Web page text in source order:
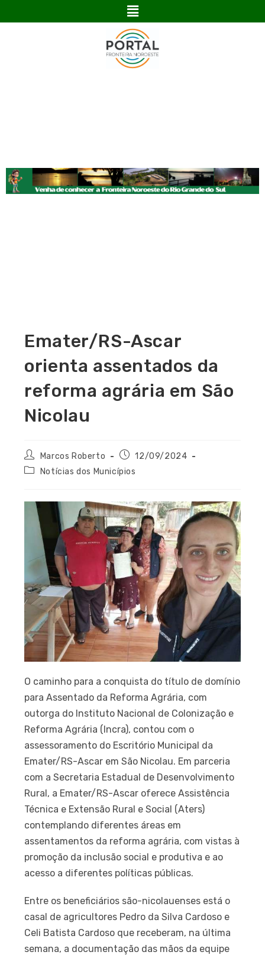
Emater/RS-Ascar
orienta assentados da
reforma agrária em São
Nicolau
Marcos Roberto
12/09/2024
Notícias dos Municípios
O caminho para a conquista do título de domínio
para Assentado da Reforma Agrária, com
outorga do Instituto Nacional de Colonização e
Reforma Agrária (Incra), contou com o
assessoramento do Escritório Municipal da
Emater/RS-Ascar em São Nicolau. Em parceria
com a Secretaria Estadual de Desenvolvimento
Rural, a Emater/RS-Ascar oferece Assistência
Técnica e Extensão Rural e Social (Aters)
contemplando diferentes áreas em
assentamentos da reforma agrária, com vistas à
promoção da inclusão social e produtiva e ao
acesso a diferentes políticas públicas.
Entre os beneficiários são-nicolauenses está o
casal de agricultores Pedro da Silva Cardoso e
Celi Batista Cardoso que receberam, na última
semana, a documentação das mãos da equipe